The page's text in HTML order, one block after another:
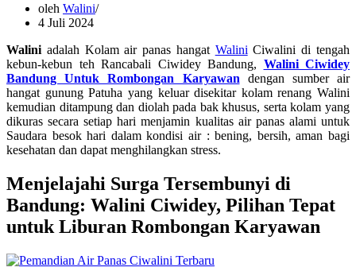
oleh Walini
4 Juli 2024
Walini adalah Kolam air panas hangat Walini Ciwalini di tengah
kebun-kebun teh Rancabali Ciwidey Bandung, Walini Ciwidey
Bandung Untuk Rombongan Karyawan dengan sumber air
hangat gunung Patuha yang keluar disekitar kolam renang Walini
kemudian ditampung dan diolah pada bak khusus, serta kolam yang
dikuras secara setiap hari menjamin kualitas air panas alami untuk
Saudara besok hari dalam kondisi air : bening, bersih, aman bagi
kesehatan dan dapat menghilangkan stress.
Menjelajahi Surga Tersembunyi di
Bandung: Walini Ciwidey, Pilihan Tepat
untuk Liburan Rombongan Karyawan